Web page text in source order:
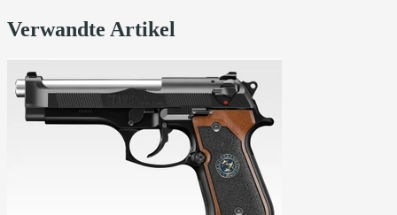
Verwandte Artikel